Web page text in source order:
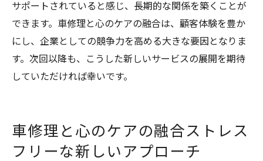
サポートされていると感じ、長期的な関係を築くことが
できます。車修理と心のケアの融合は、顧客体験を豊か
にし、企業としての競争力を高める大きな要因となりま
す。次回以降も、こうした新しいサービスの展開を期待
していただければ幸いです。
車修理と心のケアの融合ストレス
フリーな新しいアプローチ